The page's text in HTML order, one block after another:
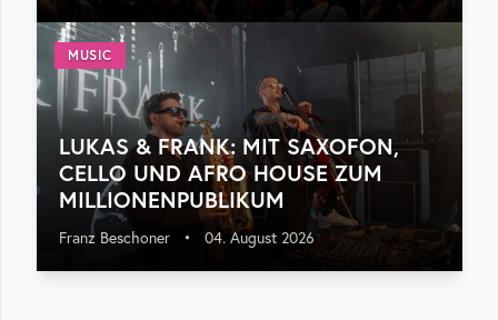
MUSIC
LUKAS & FRANK: MIT SAXOFON,
CELLO UND AFRO HOUSE ZUM
MILLIONENPUBLIKUM
Franz Beschoner • 04. August 2026